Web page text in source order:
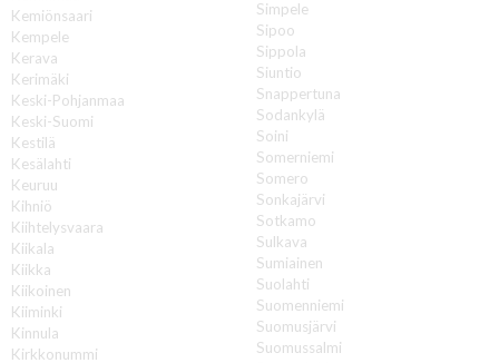
Kemiönsaari
Kempele
Kerava
Kerimäki
Keski-Pohjanmaa
Keski-Suomi
Kestilä
Kesälahti
Keuruu
Kihniö
Kiihtelysvaara
Kiikala
Kiikka
Kiikoinen
Kiiminki
Kinnula
Kirkkonummi
Simpele
Sipoo
Sippola
Siuntio
Snappertuna
Sodankylä
Soini
Somerniemi
Somero
Sonkajärvi
Sotkamo
Sulkava
Sumiainen
Suolahti
Suomenniemi
Suomusjärvi
Suomussalmi